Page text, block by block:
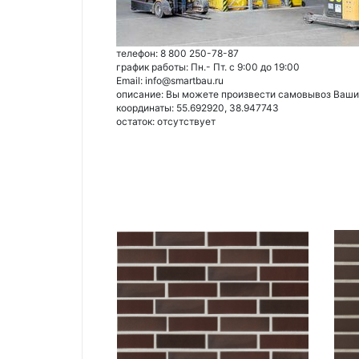
телефон: 8 800 250-78-87
график работы: Пн.- Пт. с 9:00 до 19:00
Email: info@smartbau.ru
описание: Вы можете произвести самовывоз
координаты: 55.692920, 38.947743
остаток: отсутствует